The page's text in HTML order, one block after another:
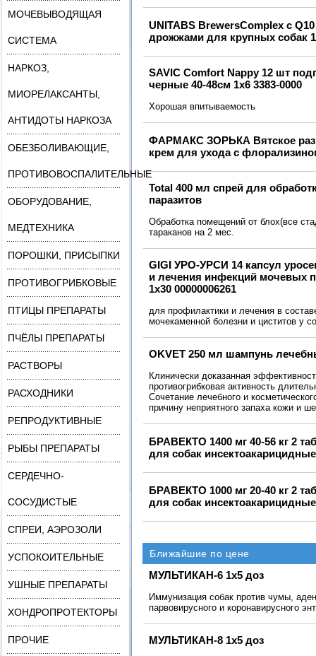
МОЧЕВЫВОДЯЩАЯ
СИСТЕМА
НАРКОЗ,
МИОРЕЛАКСАНТЫ,
АНТИДОТЫ НАРКОЗА
ОБЕЗБОЛИВАЮЩИЕ,
ПРОТИВОВОСПАЛИТЕЛЬНЫЕ
ОБОРУДОВАНИЕ,
МЕДТЕХНИКА
ПОРОШКИ, ПРИСЫПКИ
ПРОТИВОГРИБКОВЫЕ
ПТИЦЫ ПРЕПАРАТЫ
ПЧЁЛЫ ПРЕПАРАТЫ
РАСТВОРЫ
РАСХОДНИКИ
РЕПРОДУКТИВНЫЕ
РЫБЫ ПРЕПАРАТЫ
СЕРДЕЧНО-
СОСУДИСТЫЕ
СПРЕИ, АЭРОЗОЛИ
УСПОКОИТЕЛЬНЫЕ
УШНЫЕ ПРЕПАРАТЫ
ХОНДРОПРОТЕКТОРЫ
ПРОЧИЕ
UNITABS BrewersComplex с
дрожжами для крупных собак
SAVIC Comfort Nappy 12 шт
черные 40-48см 1х6 3383-0000
Хорошая впитываемость
ФАРМАКС ЗОРЬКА Вятское
крем для ухода с
Total 400 мл спрей для
паразитов
Обработка помещений от блох(все
тараканов на 2 мес.
GIGI УРО-УРСИ 14 капсул
и лечения инфекций мочевых
1х30 00000006261
для профилактики и лечения в
мочекаменной болезни и циститов у
OKVET 250 мл шампунь
Клинически доказанная
противогрибковая активность
Сочетание лечебного и
причину неприятного запаха кожи и
БРАВЕКТО 1400 мг 40-56 кг 2
для собак инсектоакарицидные
БРАВЕКТО 1000 мг 20-40 кг 2
для собак инсектоакарицидные
Ближайшие по цене
МУЛЬТИКАН-6 1х5 доз
Иммунизация собак против чумы,
парвовирусного и коронавирусного
МУЛЬТИКАН-8 1х5 доз